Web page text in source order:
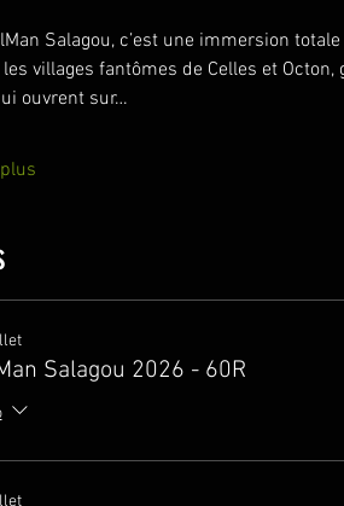
Salagou, c’est une immersion
les villages fantômes de Celles et
ouvrent sur…
Salagou 2026 - 60R